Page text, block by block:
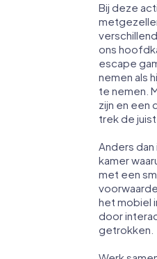
Bij deze
ons
escape
nemen als
te nemen.
zijn en een
trek de
Anders
kamer
met een
het mobiel
door
getrokken.